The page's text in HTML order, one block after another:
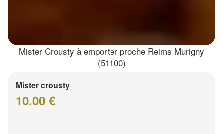
Mister Crousty à emporter proche Reims Murigny
(51100)
Mister crousty
10.00 €